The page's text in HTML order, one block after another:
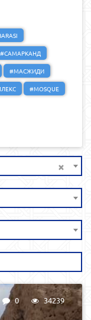
#САМАРКАНД
#МАСЖИДИ
#MOSQUE
×
0 34239